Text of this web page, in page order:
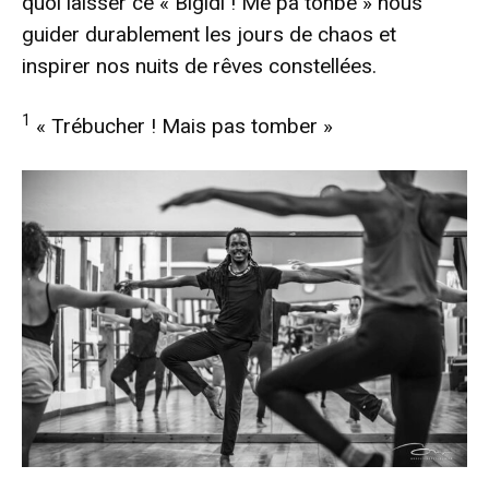
guider durablement les jours de chaos et
inspirer nos nuits de rêves constellées.
1 « Trébucher ! Mais pas tomber »